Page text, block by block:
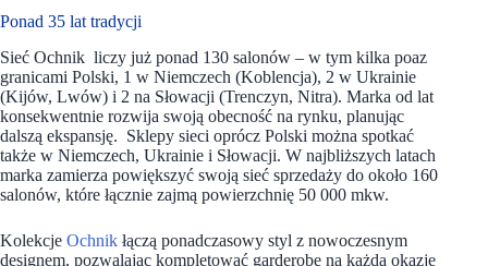
Ponad 35 lat tradycji
Sieć Ochnik liczy już ponad 130 salonów – w tym kilka poaz
granicami Polski, 1 w Niemczech (Koblencja), 2 w Ukrainie
(Kijów, Lwów) i 2 na Słowacji (Trenczyn, Nitra). Marka od lat
konsekwentnie rozwija swoją obecność na rynku, planując
dalszą ekspansję. Sklepy sieci oprócz Polski można spotkać
także w Niemczech, Ukrainie i Słowacji. W najbliższych latach
marka zamierza powiększyć swoją sieć sprzedaży do około 160
salonów, które łącznie zajmą powierzchnię 50 000 mkw.
Kolekcje Ochnik łączą ponadczasowy styl z nowoczesnym
designem, pozwalając kompletować garderobę na każdą okazję